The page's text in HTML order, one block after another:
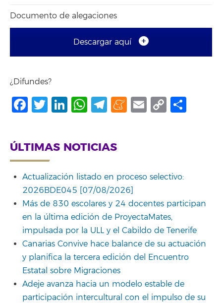
Documento de alegaciones
Descargar aquí
¿Difundes?
Facebook
Twitter
LinkedIn
WhatsApp
Telegram
Meneame
Email
Copy
ÚLTIMAS NOTICIAS
Actualización listado en proceso selectivo:
2026BDE045 [07/08/2026]
Más de 830 escolares y 24 docentes participan
en la última edición de ProyectaMates,
impulsada por la ULL y el Cabildo de Tenerife
Canarias Convive hace balance de su actuación
y planifica la tercera edición del Encuentro
Estatal sobre Migraciones
Adeje avanza hacia un modelo estable de
participación intercultural con el impulso de su